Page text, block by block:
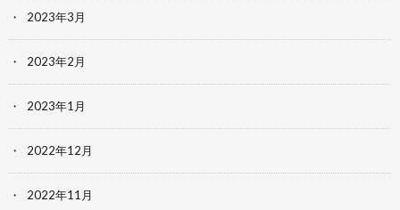
2023年3月
2023年2月
2023年1月
2022年12月
2022年11月